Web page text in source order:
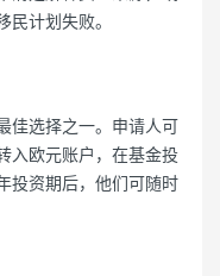
计划失败。
佳选择之一。申请人可
入欧元账户，在基金投
投资期后，他们可随时